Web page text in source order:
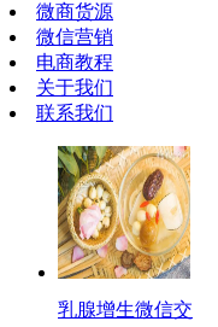
微商货源
微信营销
电商教程
关于我们
联系我们
乳腺增生微信交